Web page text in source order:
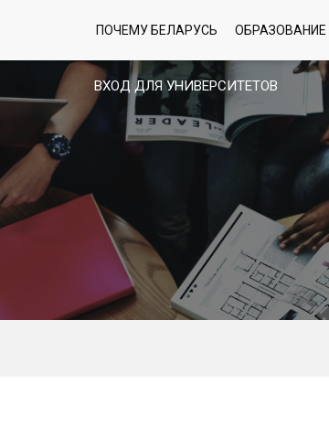
ВХОД ДЛЯ УНИВЕРСИТЕТОВ
ПОЧЕМУ БЕЛАРУСЬ ОБРАЗОВАНИЕ